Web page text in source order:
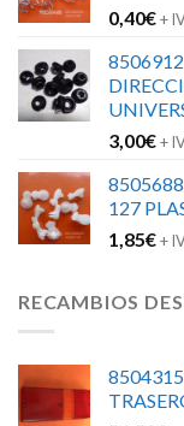
0,40€+
3,00€+
127
1,85€+
RECAMBIOS